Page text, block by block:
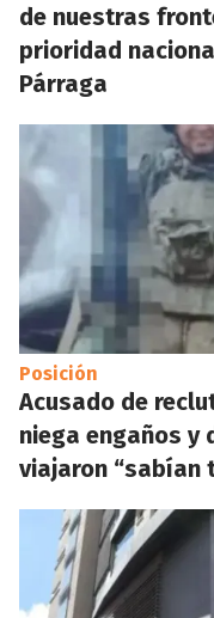
de nuestras
prioridad
Párraga
Posición
Acusado de
niega engaños y
viajaron “sabían